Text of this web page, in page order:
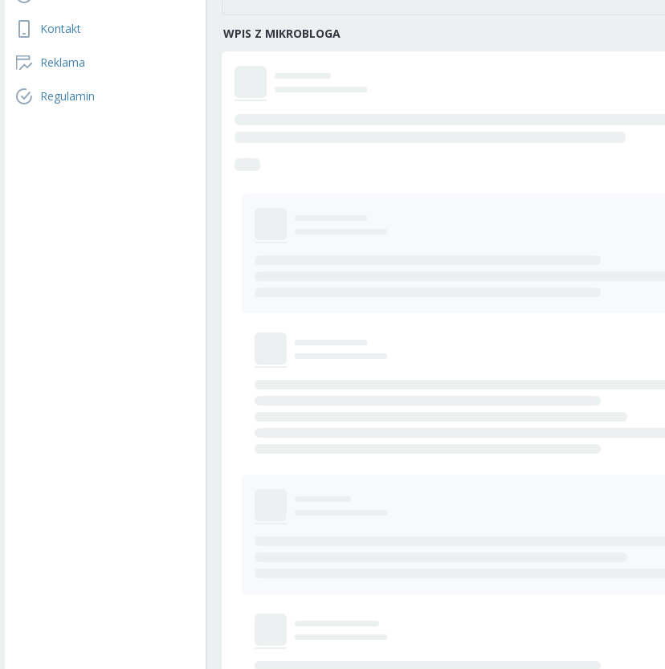
Kontakt
Reklama
Regulamin
WPIS Z MIKROBLOGA